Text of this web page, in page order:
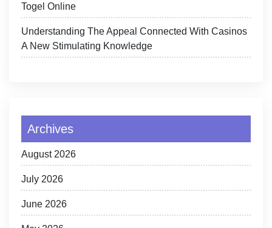
Togel Online
Understanding The Appeal Connected With Casinos
A New Stimulating Knowledge
Archives
August 2026
July 2026
June 2026